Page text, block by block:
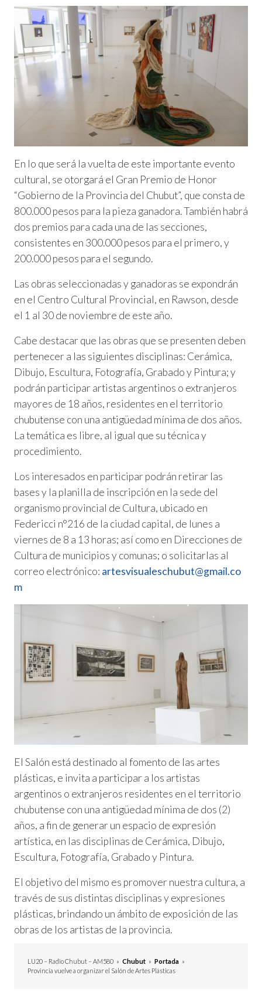
En lo que será la vuelta de este importante evento
cultural, se otorgará el Gran Premio de Honor
“Gobierno de la Provincia del Chubut”, que consta de
800.000 pesos para la pieza ganadora. También habrá
dos premios para cada una de las secciones,
consistentes en 300.000 pesos para el primero, y
200.000 pesos para el segundo.
Las obras seleccionadas y ganadoras se expondrán
en el Centro Cultural Provincial, en Rawson, desde
el 1 al 30 de noviembre de este año.
Cabe destacar que las obras que se presenten deben
pertenecer a las siguientes disciplinas: Cerámica,
Dibujo, Escultura, Fotografía, Grabado y Pintura; y
podrán participar artistas argentinos o extranjeros
mayores de 18 años, residentes en el territorio
chubutense con una antigüedad mínima de dos años.
La temática es libre, al igual que su técnica y
procedimiento.
Los interesados en participar podrán retirar las
bases y la planilla de inscripción en la sede del
organismo provincial de Cultura, ubicado en
Federicci n°216 de la ciudad capital, de lunes a
viernes de 8 a 13 horas; así como en Direcciones de
Cultura de municipios y comunas; o solicitarlas al
correo electrónico: artesvisualeschubut@gmail.co
m
El Salón está destinado al fomento de las artes
plásticas, e invita a participar a los artistas
argentinos o extranjeros residentes en el territorio
chubutense con una antigüedad mínima de dos (2)
años, a fin de generar un espacio de expresión
artística, en las disciplinas de Cerámica, Dibujo,
Escultura, Fotografía, Grabado y Pintura.
El objetivo del mismo es promover nuestra cultura, a
través de sus distintas disciplinas y expresiones
plásticas, brindando un ámbito de exposición de las
obras de los artistas de la provincia.
LU20 – Radio Chubut – AM580 » Chubut » Portada »
Provincia vuelve a organizar el Salón de Artes Plásticas